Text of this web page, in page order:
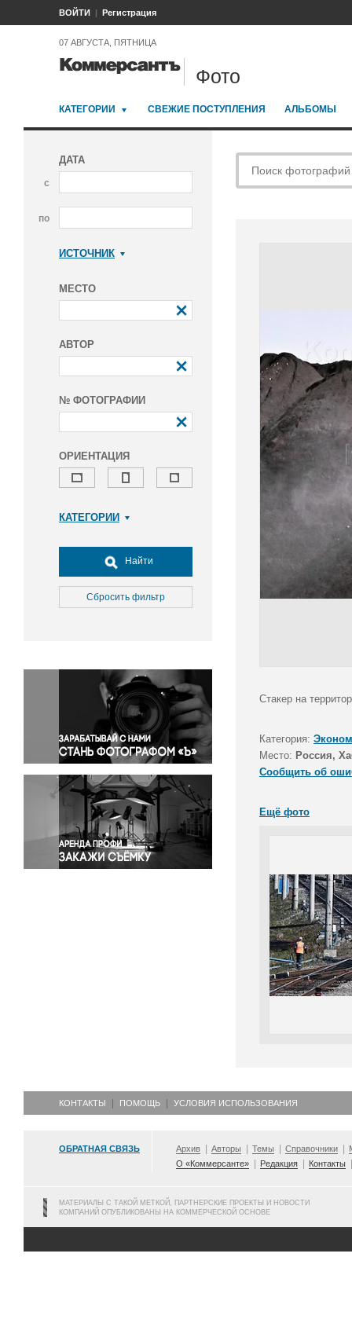
ВОЙТИ Регистрация
07 АВГУСТА, ПЯТНИЦА
Фото
КАТЕГОРИИ СВЕЖИЕ ПОСТУПЛЕНИЯ АЛЬБОМЫ
ДАТА
с
по
ИСТОЧНИК
МЕСТО
АВТОР
№ ФОТОГРАФИИ
ОРИЕНТАЦИЯ
КАТЕГОРИИ
Досуг, туризм и отдых
Культура
Медицина
Окружающая среда
Политика
Правосудие
Происшествия и конфликты
Религия
Светская жизнь
Спорт
Экология
Экономика и бизнес
Найти
Сбросить фильтр
Стакер на
Категория:
Место: Россия,
Сообщить об
Ещё фото
КОНТАКТЫ ПОМОЩЬ УСЛОВИЯ ИСПОЛЬЗОВАНИЯ
ОБРАТНАЯ СВЯЗЬ Архив Авторы Темы Справочники
О «Коммерсанте»
Редакция Контакты
МАТЕРИАЛЫ С ТАКОЙ МЕТКОЙ, ПАРТНЕРСКИЕ ПРОЕКТЫ И НОВОСТИ
КОМПАНИЙ ОПУБЛИКОВАНЫ НА КОММЕРЧЕСКОЙ ОСНОВЕ